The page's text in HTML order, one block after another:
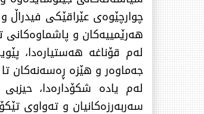
چوارچێوەی عێراقێكی
هەرێمییەكان و
لەم قۆناغە هەستیارەدا،
جەماوەر و هێزە ڕەسەنەكان تا
لەم یادە شكۆدارەدا،
سەربەرزەكانیان و تەواوی